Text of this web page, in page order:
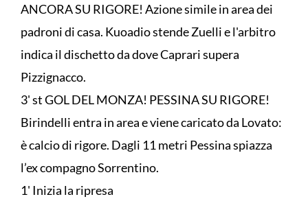
ANCORA SU RIGORE! Azione simile in area dei
padroni di casa. Kuoadio stende Zuelli e l'arbitro
indica il dischetto da dove Caprari supera
Pizzignacco.
3' st GOL DEL MONZA! PESSINA SU RIGORE!
Birindelli entra in area e viene caricato da Lovato:
è calcio di rigore. Dagli 11 metri Pessina spiazza
l’ex compagno Sorrentino.
1' Inizia la ripresa